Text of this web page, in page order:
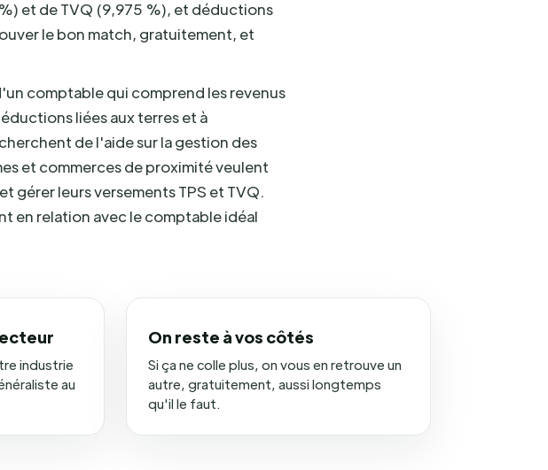
et de TVQ (9,975 %), et déductions
le bon match, gratuitement, et
comptable qui comprend les revenus
liées aux terres et à
de l'aide sur la gestion des
et commerces de proximité veulent
gérer leurs versements TPS et TVQ.
en relation avec le comptable idéal
industrie
au
On reste à vos côtés
Si ça ne colle plus, on vous en retrouve un
autre, gratuitement, aussi longtemps
qu'il le faut.